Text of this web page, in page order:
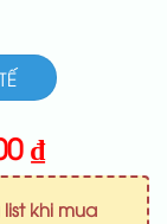
₫Giá
hiện
tại
khi mua